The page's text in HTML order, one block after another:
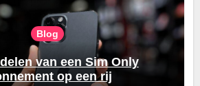
Blog
van een Sim Only
op een rij